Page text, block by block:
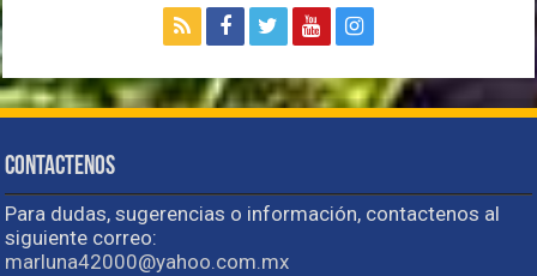
Contactenos
Para dudas, sugerencias o información, contactenos al
siguiente correo:
marluna42000@yahoo.com.mx